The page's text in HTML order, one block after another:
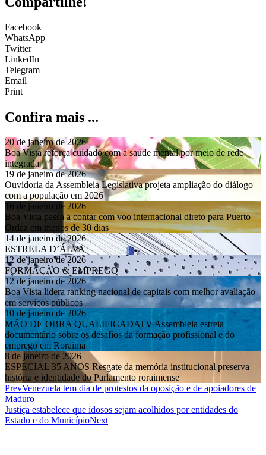
Facebook
WhatsApp
Twitter
LinkedIn
Telegram
Email
Print
Confira mais ...
20 de janeiro de 2026
Boa Vista reforça cuidado com a saúde mental por meio de rede
integrada
19 de janeiro de 2026
Ouvidoria da Assembleia Legislativa projeta ampliação do diálogo
com a população em 2026
16 de janeiro de 2026
Boa Vista passa a contar com voo internacional direto para Puerto
Ordaz em menos de 30 dias
14 de janeiro de 2026
ESTRELA D’ÁLVA
12 de janeiro de 2026
FORMAÇÃO & EMPREGO
12 de janeiro de 2026
Boa Vista lidera ranking nacional de capitais com melhor avaliação
em serviços públicos
10 de janeiro de 2026
MÃO DE OBRA QUALIFICADATV Assembleia estreia
documentário sobre os desafios da formação profissional e do
emprego em Roraima
8 de janeiro de 2026
ESPECIAL 35 ANOS Resgate da memória institucional preserva
história e identidade do Parlamento roraimense
PrevVenezuela tem dia de protestos da oposição e de apoiadores de
Maduro
Justiça estabelece que idosos sejam acolhidos por entidades do
Estado e do MunicípioNext